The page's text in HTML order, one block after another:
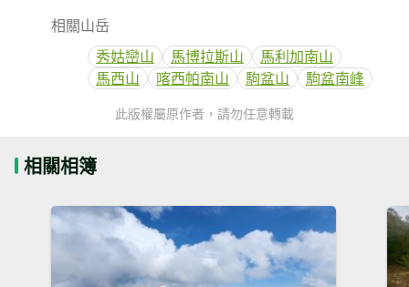
相關山岳
秀姑巒山
馬博拉斯山
馬利加南山
馬西山
喀西帕南山 駒盆山 駒盆南峰
此版權屬原作者，請勿任意轉載
相關相簿